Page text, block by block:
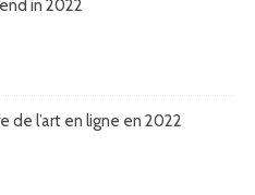
in 2022
de l’art en ligne en 2022